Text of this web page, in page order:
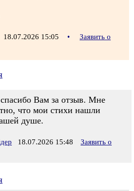
18.07.2026 15:05 •
Заявить о
Вам за отзыв. Мне
что мои стихи нашли
душе.
18.07.2026 15:48
Заявить о